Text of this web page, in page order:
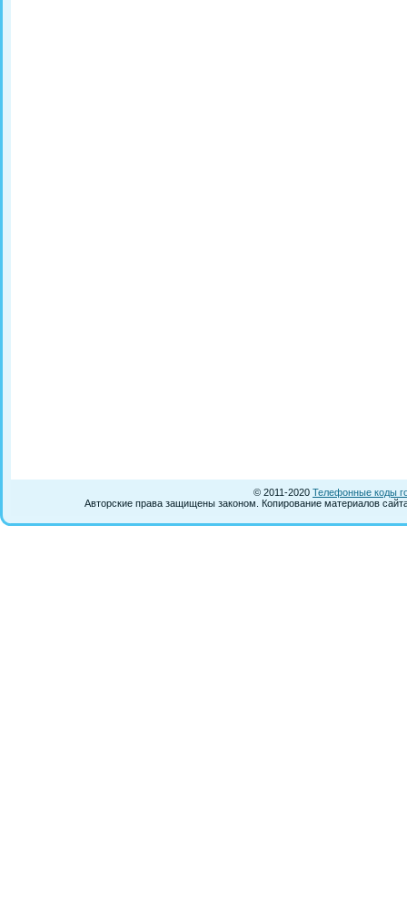
© 2011-2020 Телефонные коды
Авторские права защищены законом. Копирование материалов